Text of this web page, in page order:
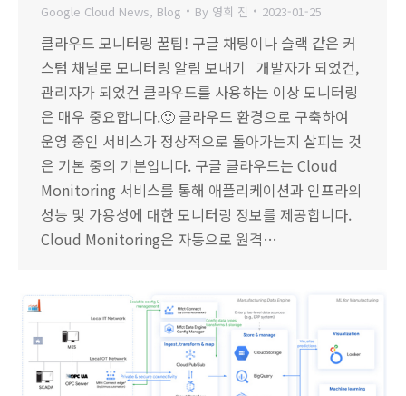
Google Cloud News, Blog By 영희 진 2023-01-25
클라우드 모니터링 꿀팁! 구글 채팅이나 슬랙 같은 커
스텀 채널로 모니터링 알림 보내기 개발자가 되었건,
관리자가 되었건 클라우드를 사용하는 이상 모니터링
은 매우 중요합니다.🙂 클라우드 환경으로 구축하여
운영 중인 서비스가 정상적으로 돌아가는지 살피는 것
은 기본 중의 기본입니다. 구글 클라우드는 Cloud
Monitoring 서비스를 통해 애플리케이션과 인프라의
성능 및 가용성에 대한 모니터링 정보를 제공합니다.
Cloud Monitoring은 자동으로 원격…